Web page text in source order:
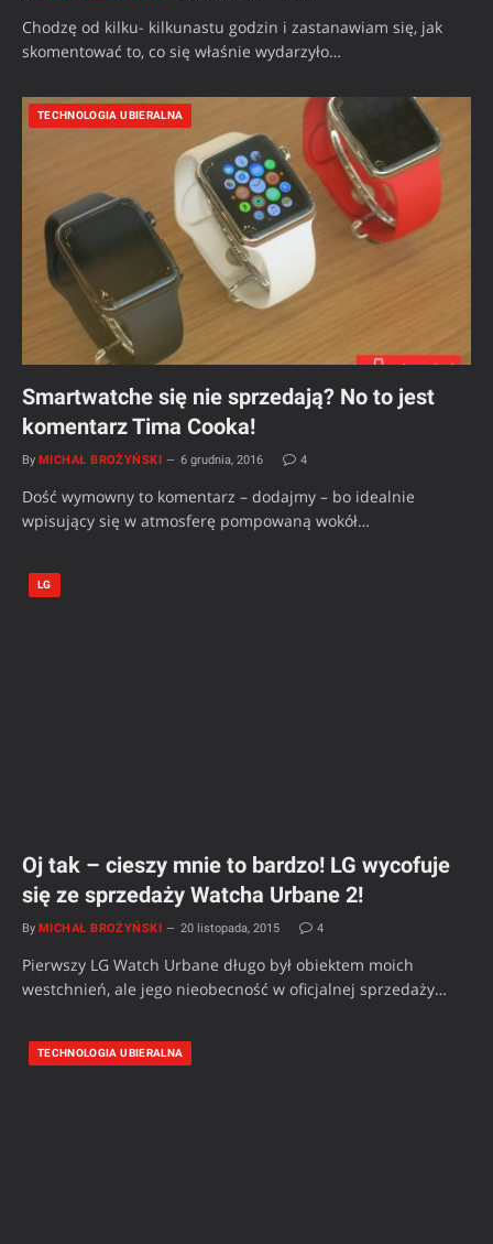
Chodzę od kilku- kilkunastu godzin i zastanawiam się, jak
skomentować to, co się właśnie wydarzyło…
TECHNOLOGIA UBIERALNA
Smartwatche się nie sprzedają? No to jest
komentarz Tima Cooka!
By MICHAŁ BROŻYŃSKI 6 grudnia, 2016 4
Dość wymowny to komentarz – dodajmy – bo idealnie
wpisujący się w atmosferę pompowaną wokół…
LG
Oj tak – cieszy mnie to bardzo! LG wycofuje
się ze sprzedaży Watcha Urbane 2!
By MICHAŁ BROŻYŃSKI 20 listopada, 2015 4
Pierwszy LG Watch Urbane długo był obiektem moich
westchnień, ale jego nieobecność w oficjalnej sprzedaży…
TECHNOLOGIA UBIERALNA